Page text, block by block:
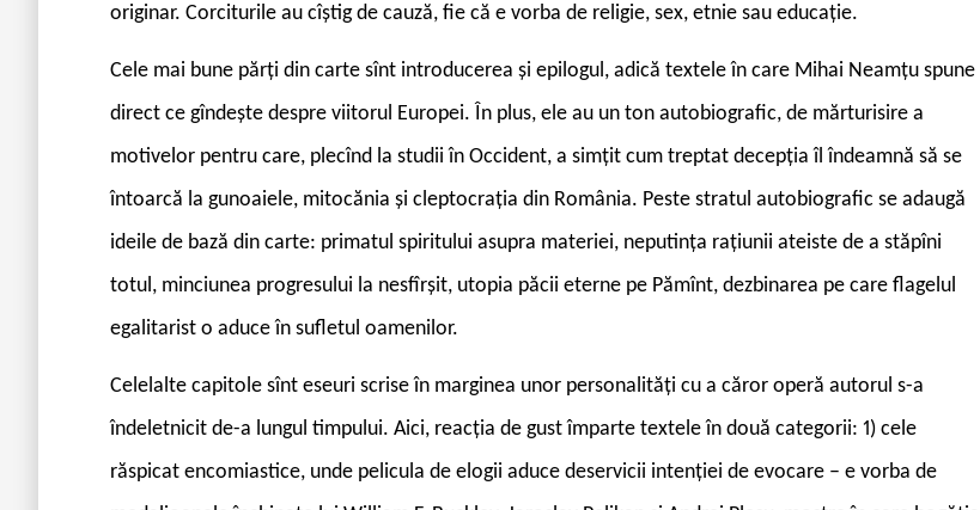
originar. Corciturile au cîștig de cauză, fie că e vorba de religie, sex, etnie sau educație.
Cele mai bune părți din carte sînt introducerea și epilogul, adică textele în care Mihai Neamțu spune
direct ce gîndește despre viitorul Europei. În plus, ele au un ton autobiografic, de mărturisire a
motivelor pentru care, plecînd la studii în Occident, a simțit cum treptat decepția îl îndeamnă să se
întoarcă la gunoaiele, mitocănia și cleptocrația din România. Peste stratul autobiografic se adaugă
ideile de bază din carte: primatul spiritului asupra materiei, neputința rațiunii ateiste de a stăpîni
totul, minciunea progresului la nesfîrșit, utopia păcii eterne pe Pămînt, dezbinarea pe care flagelul
egalitarist o aduce în sufletul oamenilor.
Celelalte capitole sînt eseuri scrise în marginea unor personalități cu a căror operă autorul s-a
îndeletnicit de-a lungul timpului. Aici, reacția de gust împarte textele în două categorii: 1) cele
răspicat encomiastice, unde pelicula de elogii aduce deservicii intenției de evocare – e vorba de